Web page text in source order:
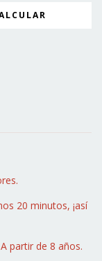
20 minutos, ¡así
A partir de 8 años.